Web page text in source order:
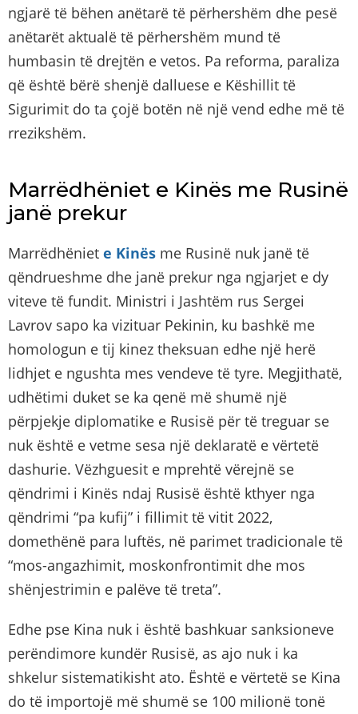
ngjarë të bëhen anëtarë të përhershëm dhe pesë
anëtarët aktualë të përhershëm mund të
humbasin të drejtën e vetos. Pa reforma, paraliza
që është bërë shenjë dalluese e Këshillit të
Sigurimit do ta çojë botën në një vend edhe më të
rrezikshëm.
Marrëdhëniet e Kinës me Rusinë
janë prekur
Marrëdhëniet e Kinës me Rusinë nuk janë të
qëndrueshme dhe janë prekur nga ngjarjet e dy
viteve të fundit. Ministri i Jashtëm rus Sergei
Lavrov sapo ka vizituar Pekinin, ku bashkë me
homologun e tij kinez theksuan edhe një herë
lidhjet e ngushta mes vendeve të tyre. Megjithatë,
udhëtimi duket se ka qenë më shumë një
përpjekje diplomatike e Rusisë për të treguar se
nuk është e vetme sesa një deklaratë e vërtetë
dashurie. Vëzhguesit e mprehtë vërejnë se
qëndrimi i Kinës ndaj Rusisë është kthyer nga
qëndrimi “pa kufij” i fillimit të vitit 2022,
domethënë para luftës, në parimet tradicionale të
“mos-angazhimit, moskonfrontimit dhe mos
shënjestrimin e palëve të treta”.
Edhe pse Kina nuk i është bashkuar sanksioneve
perëndimore kundër Rusisë, as ajo nuk i ka
shkelur sistematikisht ato. Është e vërtetë se Kina
do të importojë më shumë se 100 milionë tonë